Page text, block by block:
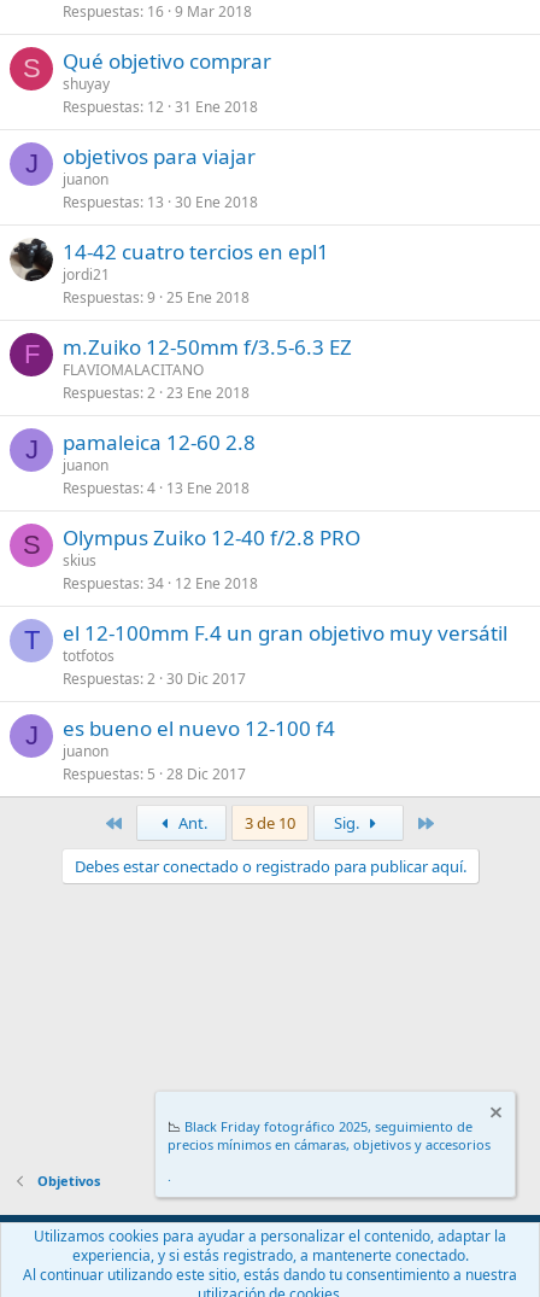
Respuestas 16 9 Mar 2018
S Qué objetivo comprar
shuyay
Respuestas 12 31 Ene 2018
J objetivos para viajar
juanon
Respuestas 13 30 Ene 2018
14-42 cuatro tercios en epl1
jordi21
Respuestas 9 25 Ene 2018
F m.Zuiko 12-50mm f/3.5-6.3 EZ
FLAVIOMALACITANO
Respuestas 2 23 Ene 2018
J pamaleica 12-60 2.8
juanon
Respuestas 4 13 Ene 2018
S Olympus Zuiko 12-40 f/2.8 PRO
skius
Respuestas 34 12 Ene 2018
T el 12-100mm F.4 un gran objetivo muy versátil
totfotos
Respuestas 2 30 Dic 2017
J es bueno el nuevo 12-100 f4
juanon
Respuestas 5 28 Dic 2017
PrimeroAnt. 3 de 10 Sig.
Debes estar conectado o registrado para publicar aquí.
Objetivos
Español (ES)
Contáctanos
Términos y reglas Política de privacidad
Ayuda
📉 Black Friday fotográfico 2025, seguimiento de
precios mínimos en cámaras, objetivos y accesorios
.
Utilizamos cookies para ayudar a personalizar el contenido, adaptar la
experiencia, y si estás registrado, a mantenerte conectado.
Al continuar utilizando este sitio, estás dando tu consentimiento a nuestra